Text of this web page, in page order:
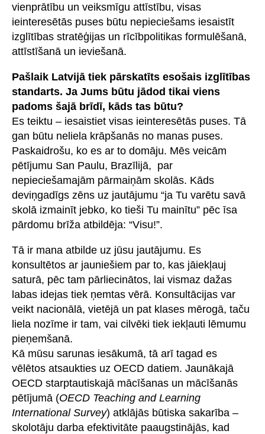
vienprātību un veiksmīgu attīstību, visas
ieinteresētās puses būtu nepieciešams iesaistīt
izglītības stratēģijas un rīcībpolitikas formulēšanā,
attīstīšanā un ieviešanā.
Pašlaik Latvijā tiek pārskatīts esošais izglītības
standarts. Ja Jums būtu jādod tikai viens
padoms šajā brīdī, kāds tas būtu?
Es teiktu – iesaistiet visas ieinteresētās puses. Tā
gan būtu neliela krāpšanās no manas puses.
Paskaidrošu, ko es ar to domāju. Mēs veicām
pētījumu San Paulu, Brazīlijā, par
nepieciešamajām pārmaiņām skolās. Kāds
deviņgadīgs zēns uz jautājumu “ja Tu varētu savā
skolā izmainīt jebko, ko tieši Tu mainītu” pēc īsa
pārdomu brīža atbildēja: “Visu!”.
Tā ir mana atbilde uz jūsu jautājumu. Es
konsultētos ar jauniešiem par to, kas jāiekļauj
saturā, pēc tam pārliecinātos, lai vismaz dažas
labas idejas tiek ņemtas vērā. Konsultācijas var
veikt nacionālā, vietējā un pat klases mērogā, taču
liela nozīme ir tam, vai cilvēki tiek iekļauti lēmumu
pieņemšanā.
Kā mūsu sarunas iesākumā, tā arī tagad es
vēlētos atsaukties uz OECD datiem. Jaunākajā
OECD starptautiskajā mācīšanas un mācīšanās
pētījumā (OECD Teaching and Learning
International Survey) atklājās būtiska sakarība –
skolotāju darba efektivitāte paaugstinājās, kad